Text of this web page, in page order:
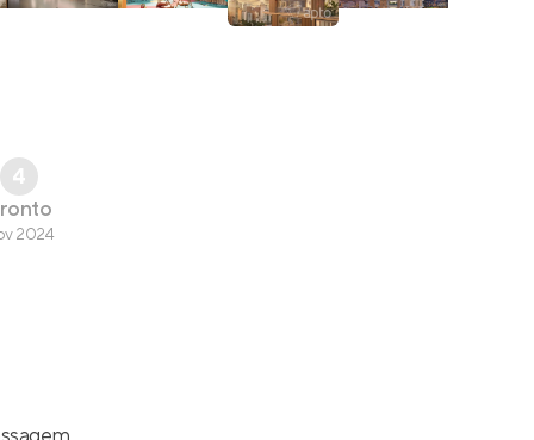
4
2024